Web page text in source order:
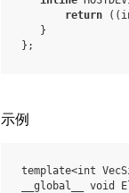
return
((
}
};
示例
template<int
__global__
void